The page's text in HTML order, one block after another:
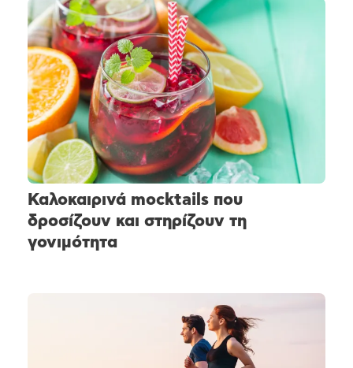
Καλοκαιρινά mocktails που
δροσίζουν και στηρίζουν τη
γονιμότητα